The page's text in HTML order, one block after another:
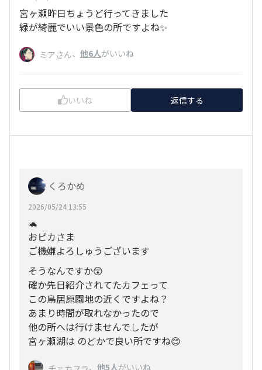
宮ヶ瀬昨日ちょうど行ってきました
緑が綺麗でいい景色の所ですよね✨️
ミアさん、 他6人がいいね
いいね 返信する
くろかめ
2026/05/24 13:55
🐢
おピカさま
ご機嫌よろしゅうございます
そうなんですか😲
確か先日紹介されてたカフェって
この鳥居原園地の近くですよね？
あまり時間が取れなかったので
他の所へは行けませんでしたが
宮ヶ瀬湖は のどかで良い所ですね😊
、 他5人がいいね